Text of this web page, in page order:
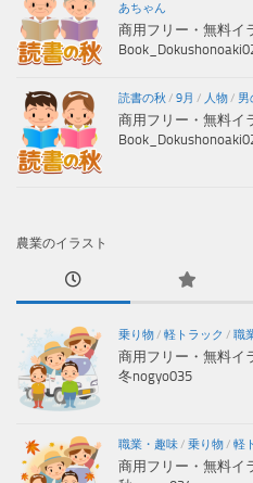
あちゃん
商用フリー・無料イ
読書の秋 / 9月 / 人物/ 男
商用フリー・無料イ
農業のイラスト
乗り物/ 軽トラック / 職
商用フリー・無料イ
冬nogyo035
職業・趣味/ 乗り物/ 軽
商用フリー・無料イ